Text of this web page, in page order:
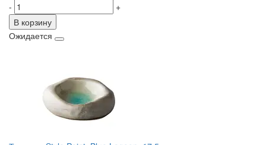
-
+
В корзину
Ожидается